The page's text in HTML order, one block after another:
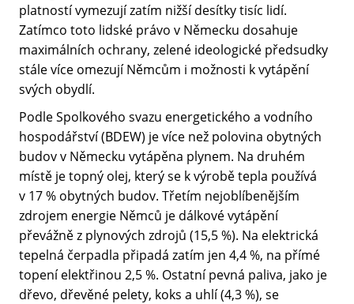
platností vymezují zatím nižší desítky tisíc lidí.
Zatímco toto lidské právo v Německu dosahuje
maximálních ochrany, zelené ideologické předsudky
stále více omezují Němcům i možnosti k vytápění
svých obydlí.
Podle Spolkového svazu energetického a vodního
hospodářství (BDEW) je více než polovina obytných
budov v Německu vytápěna plynem. Na druhém
místě je topný olej, který se k výrobě tepla používá
v 17 % obytných budov. Třetím nejoblíbenějším
zdrojem energie Němců je dálkové vytápění
převážně z plynových zdrojů (15,5 %). Na elektrická
tepelná čerpadla připadá zatím jen 4,4 %, na přímé
topení elektřinou 2,5 %. Ostatní pevná paliva, jako je
dřevo, dřevěné pelety, koks a uhlí (4,3 %), se